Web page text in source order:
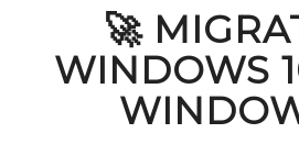
🚀
WINDOWS